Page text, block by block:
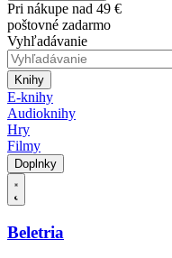
Pri nákupe nad 49 €
poštovné zadarmo
Vyhľadávanie
Knihy
E-knihy
Audioknihy
Hry
Filmy
Doplnky
Beletria